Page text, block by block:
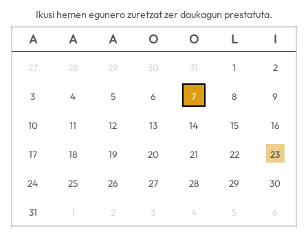
Ikusi hemen egunero zuretzat zer daukagun prestatuta.
A A A O O L I
27 28 29 30 31 1 2
3 4 5 6 7 8 9
10 11 12 13 14 15 16
17 18 19 20 21 22 23
24 25 26 27 28 29 30
31 1 2 3 4 5 6